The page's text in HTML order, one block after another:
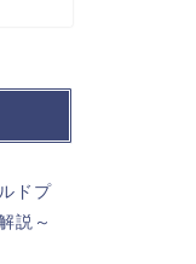
ドプ
説～